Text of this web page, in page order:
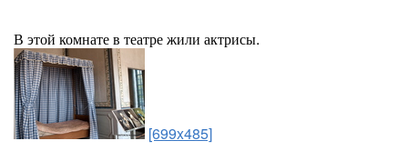
В этой комнате в театре жили актрисы.
[699x485]